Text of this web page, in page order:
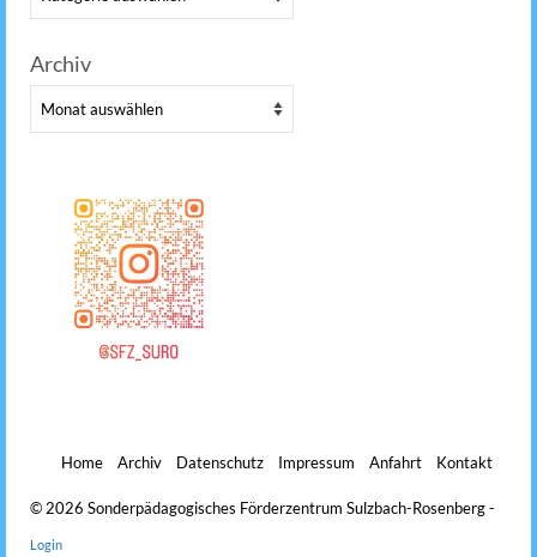
Archiv
Archiv
Home Archiv Datenschutz Impressum Anfahrt Kontakt
© 2026 Sonderpädagogisches Förderzentrum Sulzbach-Rosenberg -
Login